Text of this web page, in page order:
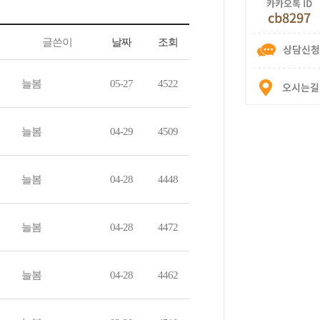
글쓴이 날짜 조회
늘봄 05-27 4522
늘봄 04-29 4509
늘봄 04-28 4448
늘봄 04-28 4472
늘봄 04-28 4462